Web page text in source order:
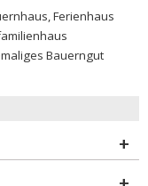
Ferienhaus
Bauerngut